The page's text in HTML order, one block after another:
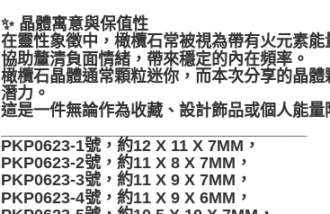
✨ 晶體寓意與保值性
在靈性象徵中，橄欖石常被視為帶有火元素
協助釐清負面情緒，帶來穩定的內在頻率。
橄欖石晶體通常顆粒迷你，而本次分享的晶
潛力。
這是一件無論作為收藏、設計飾品或個人能
PKP0623-1號，約12 X 11 X 7MM，
PKP0623-2號，約11 X 8 X 7MM，
PKP0623-3號，約11 X 9 X 7MM，
PKP0623-4號，約11 X 9 X 6MM，